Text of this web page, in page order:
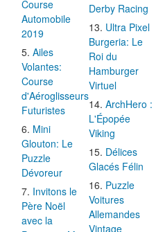
Course
Automobile
2019
Ailes
Volantes:
Course
d'Aéroglisseurs
Futuristes
Mini
Glouton: Le
Puzzle
Dévoreur
Invitons le
Père Noël
avec la
Derby Racing
Ultra Pixel
Burgeria: Le
Roi du
Hamburger
Virtuel
ArchHero :
L'Épopée
Viking
Délices
Glacés Félin
Puzzle
Voitures
Allemandes
Vintage